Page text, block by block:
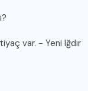
var. - Yeni Iğdır